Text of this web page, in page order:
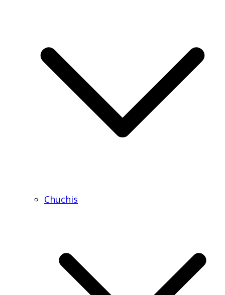
Chuchis